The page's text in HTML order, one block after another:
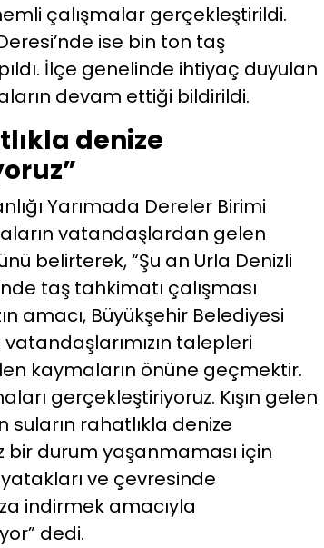
çalışmalar gerçekleştirildi.
ise bin ton taş
İlçe genelinde ihtiyaç duyulan
devam ettiği bildirildi.
denize
Yarımada Dereler Birimi
vatandaşlardan gelen
belirterek, “Şu an Urla Denizli
taş tahkimatı çalışması
amacı, Büyükşehir Belediyesi
talepleri
kaymaların önüne geçmektir.
gerçekleştiriyoruz. Kışın gelen
suların rahatlıkla denize
bir durum yaşanmaması için
yatakları ve çevresinde
indirmek amacıyla
dedi.